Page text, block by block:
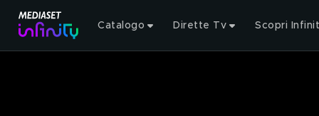
Catalogo Dirette Tv Scopri